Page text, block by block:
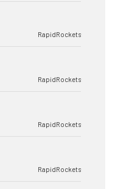
RapidRockets
RapidRockets
RapidRockets
RapidRockets